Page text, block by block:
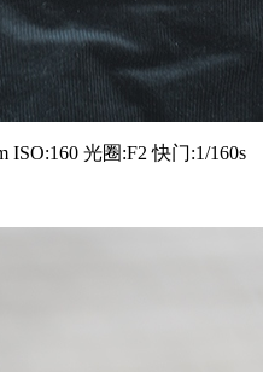
ISO:160 光圈:F2 快门:1/160s